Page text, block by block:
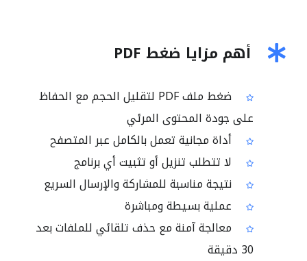
أهم مزايا ضغط PDF
ضغط ملف PDF لتقليل الحجم مع الحفاظ
على جودة المحتوى المرئي
أداة مجانية تعمل بالكامل عبر المتصفح
لا تتطلب تنزيل أو تثبيت أي برنامج
نتيجة مناسبة للمشاركة والإرسال السريع
عملية بسيطة ومباشرة
معالجة آمنة مع حذف تلقائي للملفات بعد
30 دقيقة